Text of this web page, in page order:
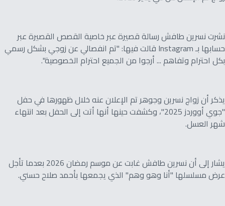
نشرت نسرين طافش رسالة قصيرة عبر خاصية القصص القصيرة عبر
حسابها بـ Instagram قالت فيها: "تم انفصالي عن زوجي بشكل رسمي
بكل احترام وتفاهم ... أرجوا من الجميع احترام الخصوصية".
يذكر أن زواج نسرين وجوهر تم الإعلان عنه خلال ظهورها في حفل
"جوي أووردز 2025"، وكشفت حينها أنها أتت إلى الحفل بعد انتهاء
شهر العسل.
يشار إلى أن نسرين طافش غابت عن موسم رمضان 2026 بعدما تأجل
عرض مسلسلها "أنا وهو وهم" الذي يجمعها بأحمد صلاح حسني.